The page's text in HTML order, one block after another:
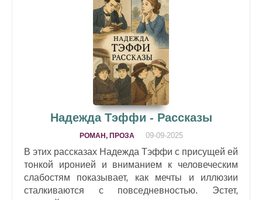
Надежда Тэффи - Рассказы
РОМАН, ПРОЗА 09-09-2025
В этих рассказах Надежда Тэффи с присущей ей
тонкой иронией и вниманием к человеческим
слабостям показывает, как мечты и иллюзии
сталкиваются с повседневностью. Эстет,